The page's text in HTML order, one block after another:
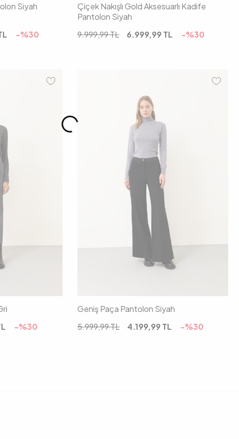
Siyah
-%30
Çiçek Nakışlı Gold Aksesuarlı Kadife
Pantolon Siyah
9.999,99TL 6.999,99 TL -%30
-%30
Geniş Paça Pantolon Siyah
5.999,99TL 4.199,99 TL -%30